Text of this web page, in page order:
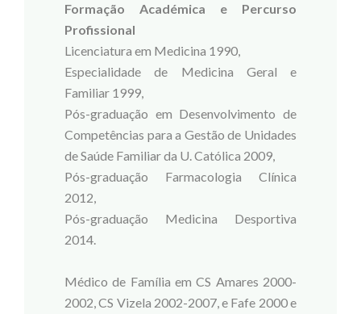
Formação Académica e Percurso
Profissional
Licenciatura em Medicina 1990,
Especialidade de Medicina Geral e
Familiar 1999,
Pós-graduação em Desenvolvimento de
Competências para a Gestão de Unidades
de Saúde Familiar da U. Católica 2009,
Pós-graduação Farmacologia Clínica
2012,
Pós-graduação Medicina Desportiva
2014.
Médico de Família em CS Amares 2000-
2002, CS Vizela 2002-2007, e Fafe 2000 e